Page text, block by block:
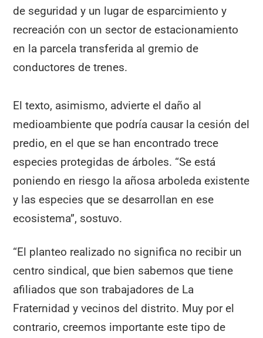
de seguridad y un lugar de esparcimiento y
recreación con un sector de estacionamiento
en la parcela transferida al gremio de
conductores de trenes.
El texto, asimismo, advierte el daño al
medioambiente que podría causar la cesión del
predio, en el que se han encontrado trece
especies protegidas de árboles. “Se está
poniendo en riesgo la añosa arboleda existente
y las especies que se desarrollan en ese
ecosistema”, sostuvo.
“El planteo realizado no significa no recibir un
centro sindical, que bien sabemos que tiene
afiliados que son trabajadores de La
Fraternidad y vecinos del distrito. Muy por el
contrario, creemos importante este tipo de